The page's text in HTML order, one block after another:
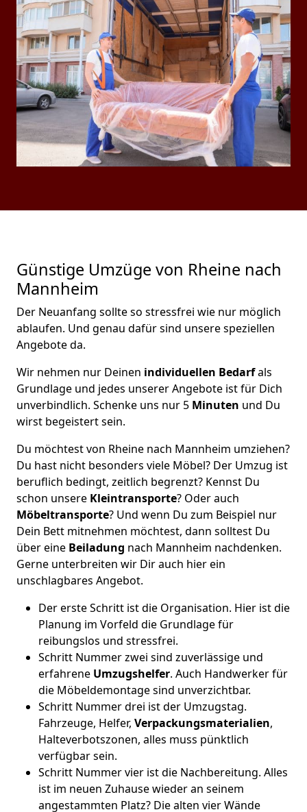
Günstige Umzüge von Rheine nach
Mannheim
Der Neuanfang sollte so stressfrei wie nur möglich
ablaufen. Und genau dafür sind unsere speziellen
Angebote da.
Wir nehmen nur Deinen individuellen Bedarfals
Grundlage und jedes unserer Angebote ist für Dich
unverbindlich. Schenke uns nur 5 Minuten und Du
wirst begeistert sein.
Du möchtest von Rheine nach Mannheim umziehen?
Du hast nicht besonders viele Möbel? Der Umzug ist
beruflich bedingt, zeitlich begrenzt? Kennst Du
schon unsere Kleintransporte? Oder auch
Möbeltransporte? Und wenn Du zum Beispiel nur
Dein Bett mitnehmen möchtest, dann solltest Du
über eine Beiladung nach Mannheim nachdenken.
Gerne unterbreiten wir Dir auch hier ein
unschlagbares Angebot.
Der erste Schritt ist die Organisation. Hier ist die
Planung im Vorfeld die Grundlage für
reibungslos und stressfrei.
Schritt Nummer zwei sind zuverlässige und
erfahrene Umzugshelfer. Auch Handwerker für
die Möbeldemontage sind unverzichtbar.
Schritt Nummer drei ist der Umzugstag.
Fahrzeuge, Helfer, Verpackungsmaterialien,
Halteverbotszonen, alles muss pünktlich
verfügbar sein.
Schritt Nummer vier ist die Nachbereitung. Alles
ist im neuen Zuhause wieder an seinem
angestammten Platz? Die alten vier Wände